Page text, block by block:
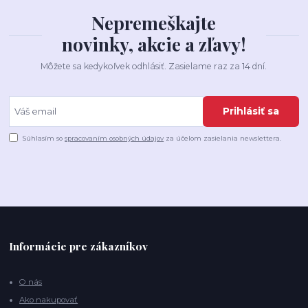
Nepremeškajte
novinky, akcie a zľavy!
Môžete sa kedykoľvek odhlásiť. Zasielame raz za 14 dní.
Prihlásiť sa
Súhlasím sospracovaním osobných údajov za účelom zasielania newslettera.
Informácie pre zákazníkov
O nás
Ako nakupovať